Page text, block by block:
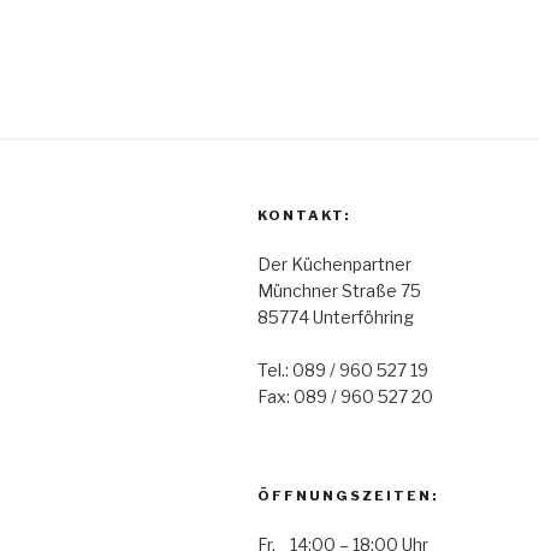
KONTAKT:
Der Küchenpartner
Münchner Straße 75
85774 Unterföhring
Tel.: 089 / 960 527 19
Fax: 089 / 960 527 20
ÖFFNUNGSZEITEN:
Fr. 14:00 – 18:00 Uhr